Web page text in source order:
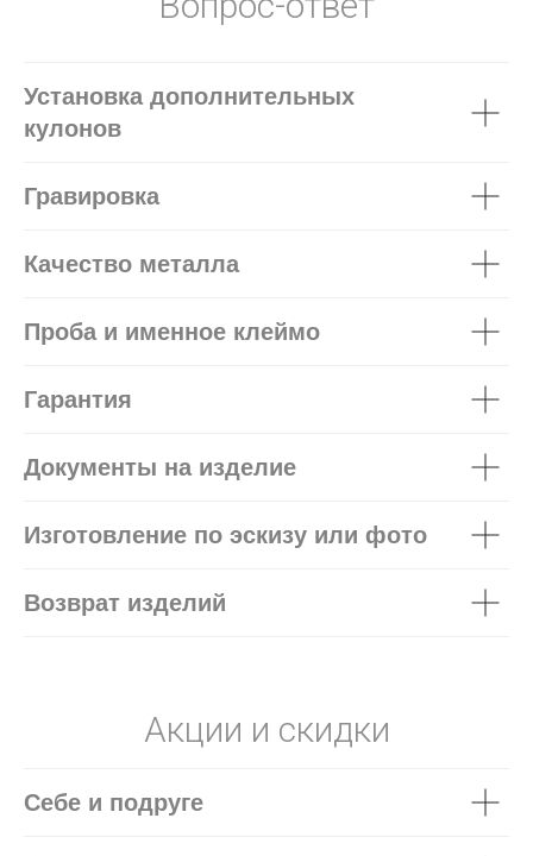
Установка дополнительных
кулонов
Гравировка
Качество металла
Проба и именное клеймо
Гарантия
Документы на изделие
Изготовление по эскизу или фото
Возврат изделий
Акции и скидки
Себе и подруге